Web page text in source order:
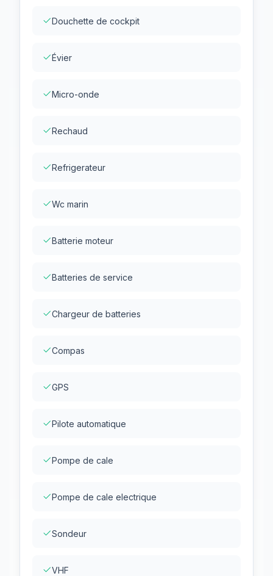
Douchette de cockpit
Évier
Micro-onde
Rechaud
Refrigerateur
Wc marin
Batterie moteur
Batteries de service
Chargeur de batteries
Compas
GPS
Pilote automatique
Pompe de cale
Pompe de cale electrique
Sondeur
VHF